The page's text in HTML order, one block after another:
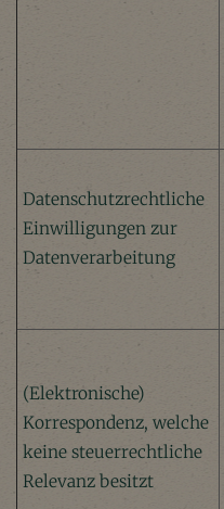
Datenschutzrechtliche
Einwilligungen zur
Datenverarbeitung
(Elektronische)
Korrespondenz, welche
keine steuerrechtliche
Relevanz besitzt